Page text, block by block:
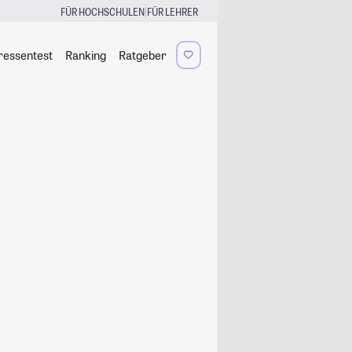
FÜR HOCHSCHULEN|FÜR LEHRER
Ranking Ratgeber